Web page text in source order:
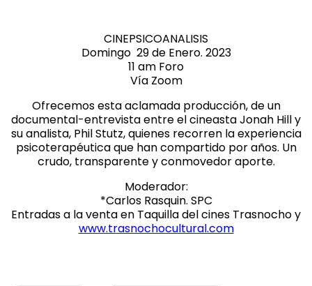
CINEPSICOANALISIS
Domingo 29 de Enero. 2023
11 am Foro
Vía Zoom
Ofrecemos esta aclamada producción, de un
documental-entrevista entre el cineasta Jonah Hill y
su analista, Phil Stutz, quienes recorren la experiencia
psicoterapéutica que han compartido por años. Un
crudo, transparente y conmovedor aporte.
Moderador:
*Carlos Rasquin. SPC
Entradas a la venta en Taquilla del cines Trasnocho y
www.trasnochocultural.com